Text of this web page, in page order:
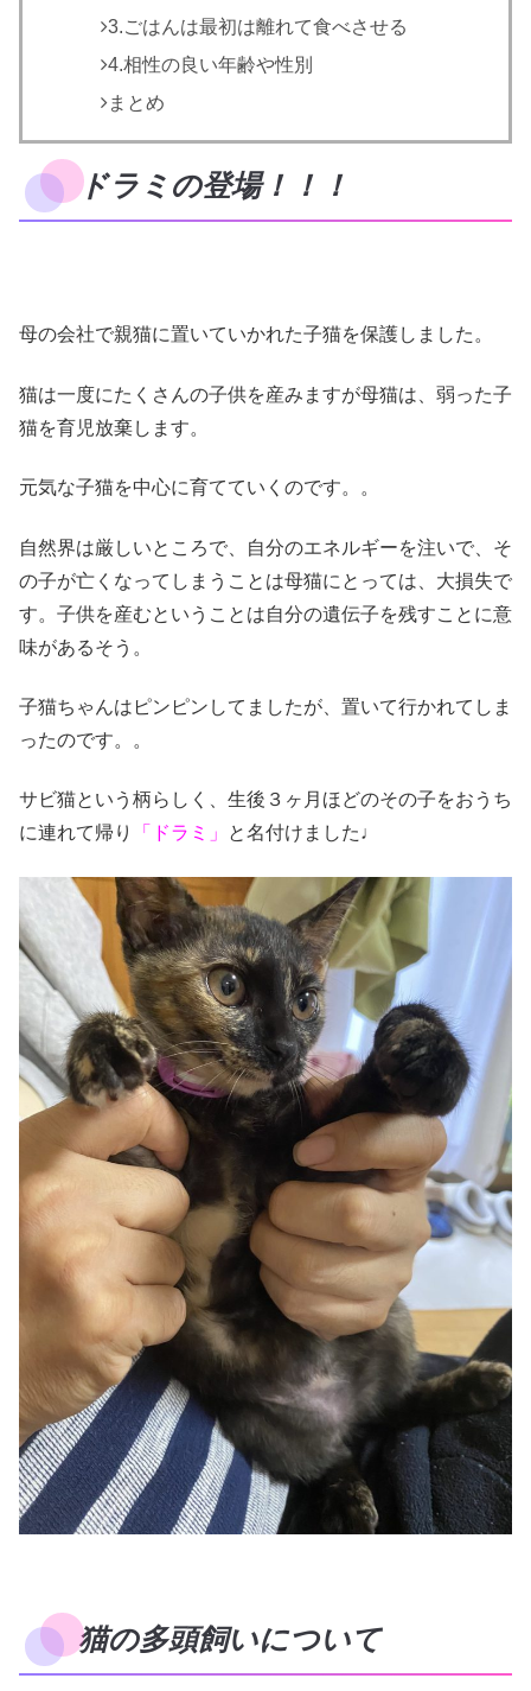
3.ごはんは最初は離れて食べさせる
4.相性の良い年齢や性別
まとめ
ドラミの登場！！！
母の会社で親猫に置いていかれた子猫を保護しました。
猫は一度にたくさんの子供を産みますが母猫は、弱った子
猫を育児放棄します。
元気な子猫を中心に育てていくのです。。
自然界は厳しいところで、自分のエネルギーを注いで、そ
の子が亡くなってしまうことは母猫にとっては、大損失で
す。子供を産むということは自分の遺伝子を残すことに意
味があるそう。
子猫ちゃんはピンピンしてましたが、置いて行かれてしま
ったのです。。
サビ猫という柄らしく、生後３ヶ月ほどのその子をおうち
に連れて帰り
「ドラミ」 と名付けました♩
猫の多頭飼いについて